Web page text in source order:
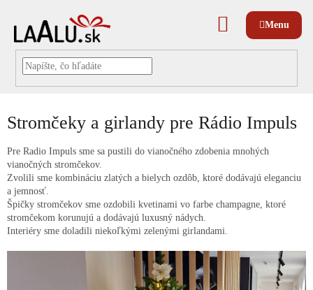
NÁKUPNÝ
KOŠÍK
Stromčeky a girlandy pre Rádio Impuls
Pre Radio Impuls sme sa pustili do vianočného zdobenia mnohých
vianočných stromčekov.
Zvolili sme kombináciu zlatých a bielych ozdôb, ktoré dodávajú eleganciu
a jemnosť.
Špičky stromčekov sme ozdobili kvetinami vo farbe champagne, ktoré
stromčekom korunujú a dodávajú luxusný nádych.
Interiéry sme doladili niekoľkými zelenými girlandami.